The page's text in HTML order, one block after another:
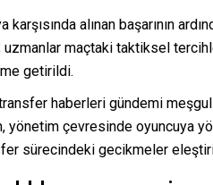
karşısında alınan başarının
uzmanlar maçtaki taktiksel
getirildi.
haberleri gündemi
çevresinde oyuncuya
sürecindeki gecikmeler